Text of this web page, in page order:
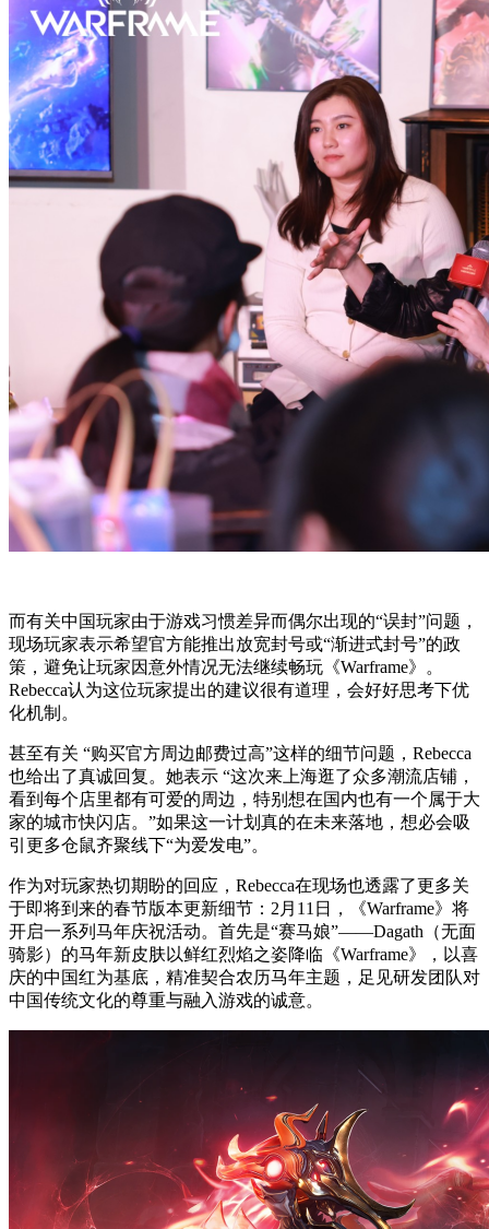
而有关中国玩家由于游戏习惯差异而偶尔出现的“误封”问题，
现场玩家表示希望官方能推出放宽封号或“渐进式封号”的政
策，避免让玩家因意外情况无法继续畅玩《Warframe》。
Rebecca认为这位玩家提出的建议很有道理，会好好思考下优
化机制。
甚至有关 “购买官方周边邮费过高”这样的细节问题，Rebecca
也给出了真诚回复。她表示 “这次来上海逛了众多潮流店铺，
看到每个店里都有可爱的周边，特别想在国内也有一个属于大
家的城市快闪店。”如果这一计划真的在未来落地，想必会吸
引更多仓鼠齐聚线下“为爱发电”。
作为对玩家热切期盼的回应，Rebecca在现场也透露了更多关
于即将到来的春节版本更新细节：2月11日，《Warframe》将
开启一系列马年庆祝活动。首先是“赛马娘”——Dagath（无面
骑影）的马年新皮肤以鲜红烈焰之姿降临《Warframe》，以喜
庆的中国红为基底，精准契合农历马年主题，足见研发团队对
中国传统文化的尊重与融入游戏的诚意。